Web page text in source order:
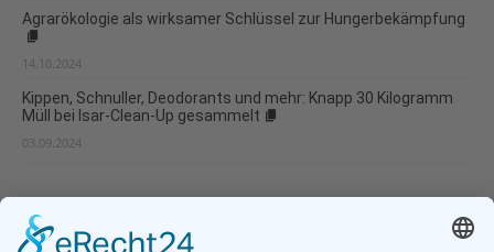
Agrarökologie als wirksamer Schlüssel zur Hungerbekämpfung
14.10.2024
Kippen, Schnuller, Deodorants und mehr: Knapp 30 Kilogramm
Müll bei Isar-Clean-Up gesammelt
03.09.2024